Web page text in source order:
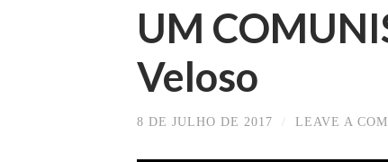
UM
Veloso
8 DE JULHO DE 2017 LEAVE A